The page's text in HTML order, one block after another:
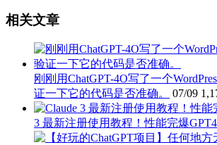
相关文章
刚刚用ChatGPT-4O写了一个
证一下它的代码是否准确。
07/09
3 最新注册使用教程！性能完爆GPT4